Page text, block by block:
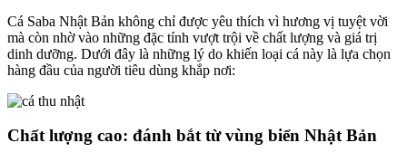
Cá Saba Nhật Bản không chỉ được yêu thích vì hương vị tuyệt vời
mà còn nhờ vào những đặc tính vượt trội về chất lượng và giá trị
dinh dưỡng. Dưới đây là những lý do khiến loại cá này là lựa chọn
hàng đầu của người tiêu dùng khắp nơi:
Chất lượng cao: đánh bắt từ vùng biển Nhật Bản